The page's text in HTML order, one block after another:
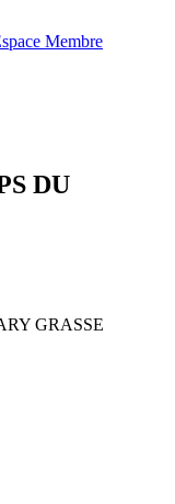
Membre
DU